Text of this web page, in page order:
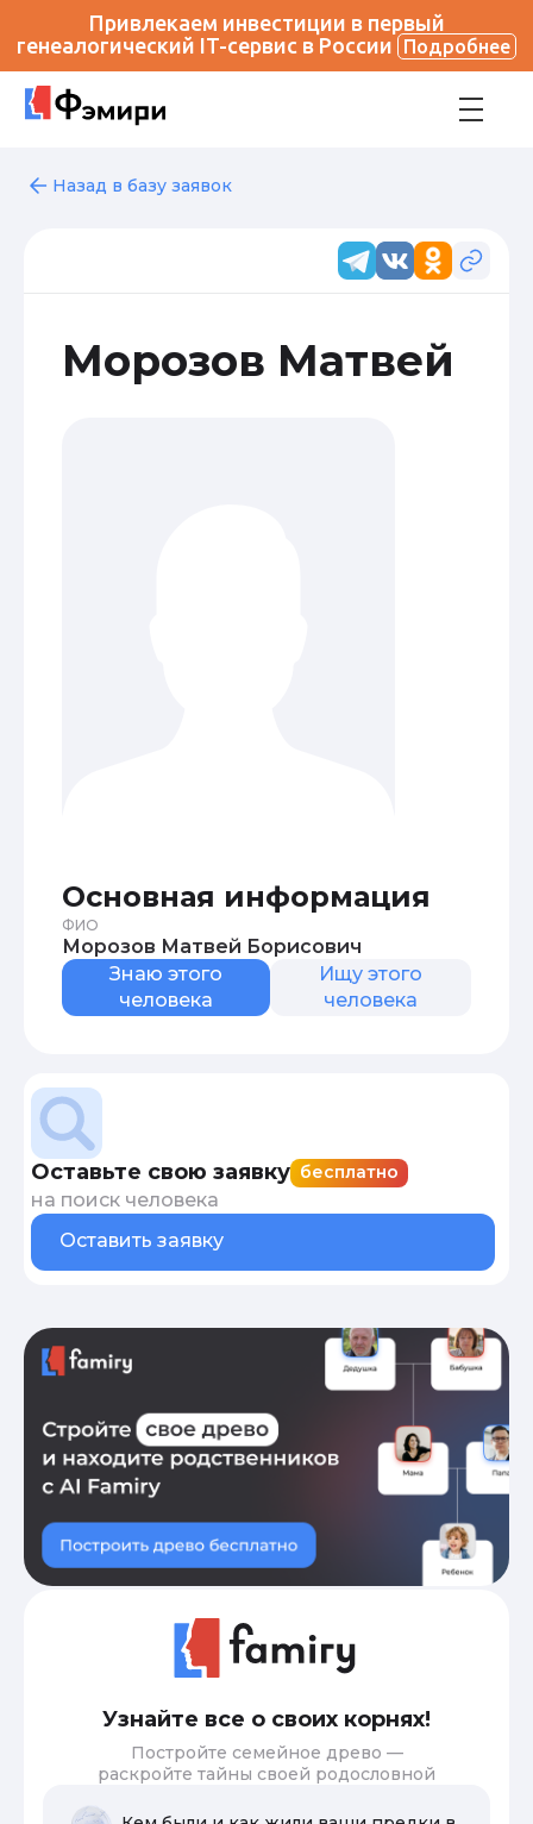
Привлекаем инвестиции в первый
генеалогический IT-сервис в России
Подробнее
Назад в базу заявок
Морозов Матвей
Основная информация
ФИО
Морозов Матвей Борисович
Знаю этого
человека
Ищу этого
человека
Оставьте свою заявку бесплатно
на поиск человека
Оставить заявку
Узнайте все о своих корнях!
Постройте семейное древо —
раскройте тайны своей родословной